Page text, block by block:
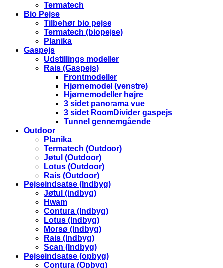
Termatech
Bio Pejse
Tilbehør bio pejse
Termatech (biopejse)
Planika
Gaspejs
Udstillings modeller
Rais (Gaspejs)
Frontmodeller
Hjørnemodel (venstre)
Hjørnemodeller højre
3 sidet panorama vue
3 sidet RoomDivider gaspejs
Tunnel gennemgående
Outdoor
Planika
Termatech (Outdoor)
Jøtul (Outdoor)
Lotus (Outdoor)
Rais (Outdoor)
Pejseindsatse (Indbyg)
Jøtul (indbyg)
Hwam
Contura (Indbyg)
Lotus (Indbyg)
Morsø (Indbyg)
Rais (Indbyg)
Scan (Indbyg)
Pejseindsatse (opbyg)
Contura (Opbyg)